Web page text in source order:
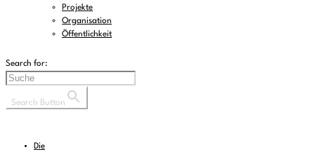
Projekte
Organisation
Öffentlichkeit
Search for:
Search Button
Die